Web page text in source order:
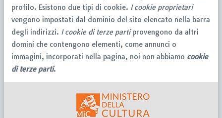
profilo. Esistono due tipi di cookie. I cookie proprietari
vengono impostati dal dominio del sito elencato nella barra
degli indirizzi. I cookie di terze partiprovengono da altri
domini che contengono elementi, come annunci o
immagini, incorporati nella pagina, noi non abbiamo cookie
di terze parti.